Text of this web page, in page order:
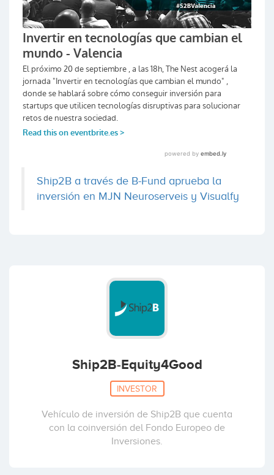
Sabadell Venture Capital
Coinversiones: 1
Rothenberg Ventures
Coinversiones: 1
Coinversiones: 1
Coinversiones: 1
Ship2B a través de B-Fund aprueba la
inversión en MJN Neuroserveis y Visualfy
Ship2B-Equity4Good
INVESTOR
Vehículo de inversión de Ship2B que cuenta
con la coinversión del Fondo Europeo de
Inversiones.